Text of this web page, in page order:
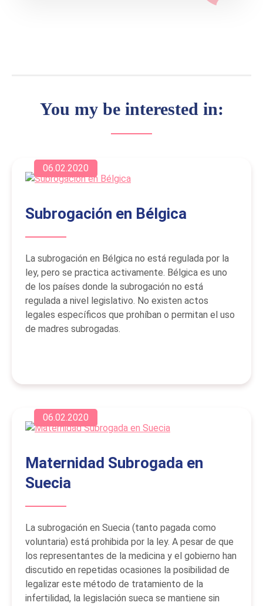
You my be interested in:
06.02.2020
Subrogación en Bélgica
La subrogación en Bélgica no está regulada por la
ley, pero se practica activamente. Bélgica es uno
de los países donde la subrogación no está
regulada a nivel legislativo. No existen actos
legales específicos que prohíban o permitan el uso
de madres subrogadas.
06.02.2020
Maternidad Subrogada en
Suecia
La subrogación en Suecia (tanto pagada como
voluntaria) está prohibida por la ley. A pesar de que
los representantes de la medicina y el gobierno han
discutido en repetidas ocasiones la posibilidad de
legalizar este método de tratamiento de la
infertilidad, la legislación sueca se mantiene sin